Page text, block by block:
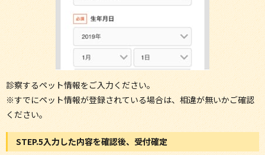
診察するペット情報をご入力ください。
※すでにペット情報が登録されている場合は、相違が無いかご確認
ください。
STEP.5入力した内容を確認後、受付確定